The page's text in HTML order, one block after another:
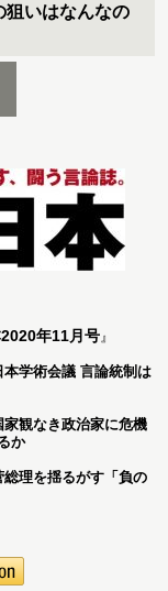
狙いはなんなの
年11月号』
本学術会議 言論統制は
家観なき政治家に危機
か
総理を揺るがす「負の